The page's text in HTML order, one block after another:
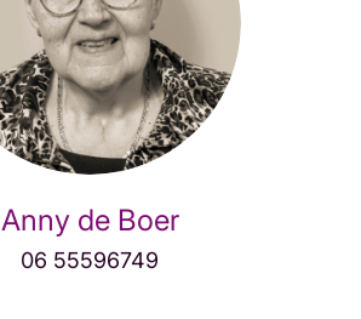
Anny de Boer
06 55596749